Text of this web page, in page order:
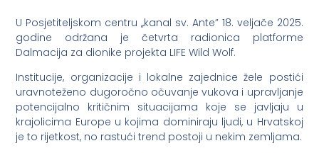
U Posjetiteljskom centru ,,kanal sv. Ante” 18. veljače 2025.
godine održana je četvrta radionica platforme
Dalmacija za dionike projekta LIFE Wild Wolf.
Institucije, organizacije i lokalne zajednice žele postići
uravnoteženo dugoročno očuvanje vukova i upravljanje
potencijalno kritičnim situacijama koje se javljaju u
krajolicima Europe u kojima dominiraju ljudi, u Hrvatskoj
je to rijetkost, no rastući trend postoji u nekim zemljama.